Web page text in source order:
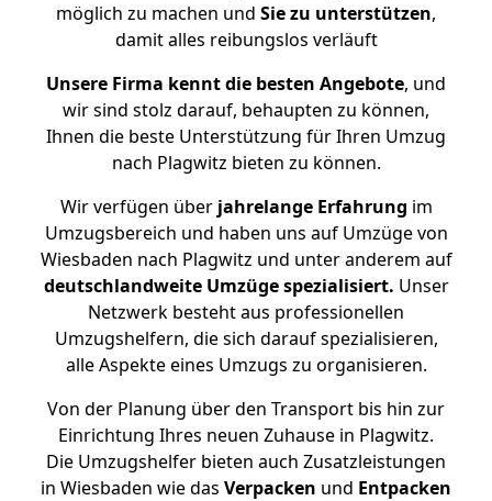
möglich zu machen und Sie zu unterstützen,
damit alles reibungslos verläuft
Unsere Firma kennt die besten Angebote, und
wir sind stolz darauf, behaupten zu können,
Ihnen die beste Unterstützung für Ihren Umzug
nach Plagwitz bieten zu können.
Wir verfügen überjahrelange Erfahrung im
Umzugsbereich und haben uns auf Umzüge von
Wiesbaden nach Plagwitz und unter anderem auf
deutschlandweite Umzüge spezialisiert. Unser
Netzwerk besteht aus professionellen
Umzugshelfern, die sich darauf spezialisieren,
alle Aspekte eines Umzugs zu organisieren.
Von der Planung über den Transport bis hin zur
Einrichtung Ihres neuen Zuhause in Plagwitz.
Die Umzugshelfer bieten auch Zusatzleistungen
in Wiesbaden wie das Verpacken und Entpacken